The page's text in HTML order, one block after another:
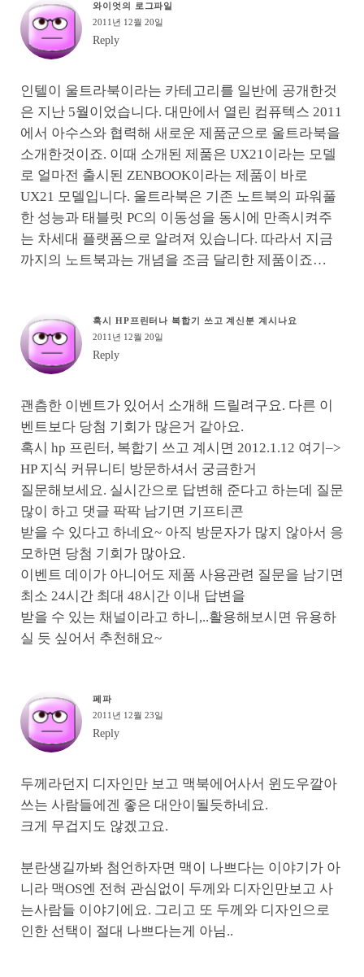
와이엇의 로그파일
2011년 12월 20일
Reply
인텔이 울트라북이라는 카테고리를 일반에 공개한것
은 지난 5월이었습니다. 대만에서 열린 컴퓨텍스 2011
에서 아수스와 협력해 새로운 제품군으로 울트라북을
소개한것이죠. 이때 소개된 제품은 UX21이라는 모델
로 얼마전 출시된 ZENBOOK이라는 제품이 바로
UX21 모델입니다. 울트라북은 기존 노트북의 파워풀
한 성능과 태블릿 PC의 이동성을 동시에 만족시켜주
는 차세대 플랫폼으로 알려져 있습니다. 따라서 지금
까지의 노트북과는 개념을 조금 달리한 제품이죠…
혹시 HP프린터나 복합기 쓰고 계신분 계시나요
2011년 12월 20일
Reply
괜츰한 이벤트가 있어서 소개해 드릴려구요. 다른 이
벤트보다 당첨 기회가 많은거 같아요.
혹시 hp 프린터, 복합기 쓰고 계시면 2012.1.12 여기–>
HP 지식 커뮤니티 방문하셔서 궁금한거
질문해보세요. 실시간으로 답변해 준다고 하는데 질문
많이 하고 댓글 팍팍 남기면 기프티콘
받을 수 있다고 하네요~ 아직 방문자가 많지 않아서 응
모하면 당첨 기회가 많아요.
이벤트 데이가 아니어도 제품 사용관련 질문을 남기면
최소 24시간 최대 48시간 이내 답변을
받을 수 있는 채널이라고 하니,..활용해보시면 유용하
실 듯 싶어서 추천해요~
페파
2011년 12월 23일
Reply
두께라던지 디자인만 보고 맥북에어사서 윈도우깔아
쓰는 사람들에겐 좋은 대안이될듯하네요.
크게 무겁지도 않겠고요.
분란생길까봐 첨언하자면 맥이 나쁘다는 이야기가 아
니라 맥OS엔 전혀 관심없이 두께와 디자인만보고 사
는사람들 이야기에요. 그리고 또 두께와 디자인으로
인한 선택이 절대 나쁘다는게 아님..